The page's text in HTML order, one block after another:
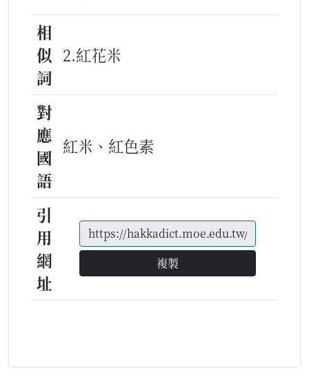
相
似
詞
2.紅花米
對
應
國
語
紅米、紅色素
引
用
網
址
複製